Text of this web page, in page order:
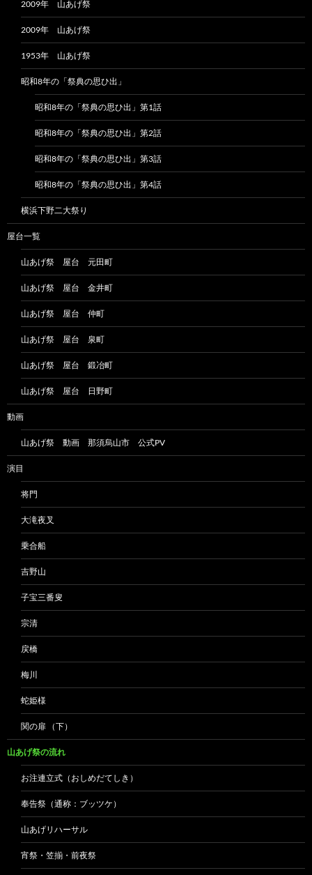
2009年 山あげ祭
2009年 山あげ祭
1953年 山あげ祭
昭和8年の「祭典の思ひ出」
昭和8年の「祭典の思ひ出」第1話
昭和8年の「祭典の思ひ出」第2話
昭和8年の「祭典の思ひ出」第3話
昭和8年の「祭典の思ひ出」第4話
横浜下野二大祭り
屋台一覧
山あげ祭 屋台 元田町
山あげ祭 屋台 金井町
山あげ祭 屋台 仲町
山あげ祭 屋台 泉町
山あげ祭 屋台 鍛冶町
山あげ祭 屋台 日野町
動画
山あげ祭 動画 那須烏山市 公式PV
演目
将門
大滝夜叉
乗合船
吉野山
子宝三番叟
宗清
戻橋
梅川
蛇姫様
関の扉 （下）
山あげ祭の流れ
お注連立式（おしめだてしき）
奉告祭（通称：ブッツケ）
山あげリハーサル
宵祭・笠揃・前夜祭